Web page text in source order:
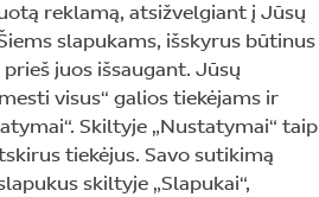
šalis
reklamą, atsižvelgiant į Jūsų
slapukams, išskyrus būtinus
juos išsaugant. Jūsų
visus“ galios tiekėjams ir
Skiltyje „Nustatymai“ taip
tiekėjus. Savo sutikimą
skiltyje „Slapukai“,